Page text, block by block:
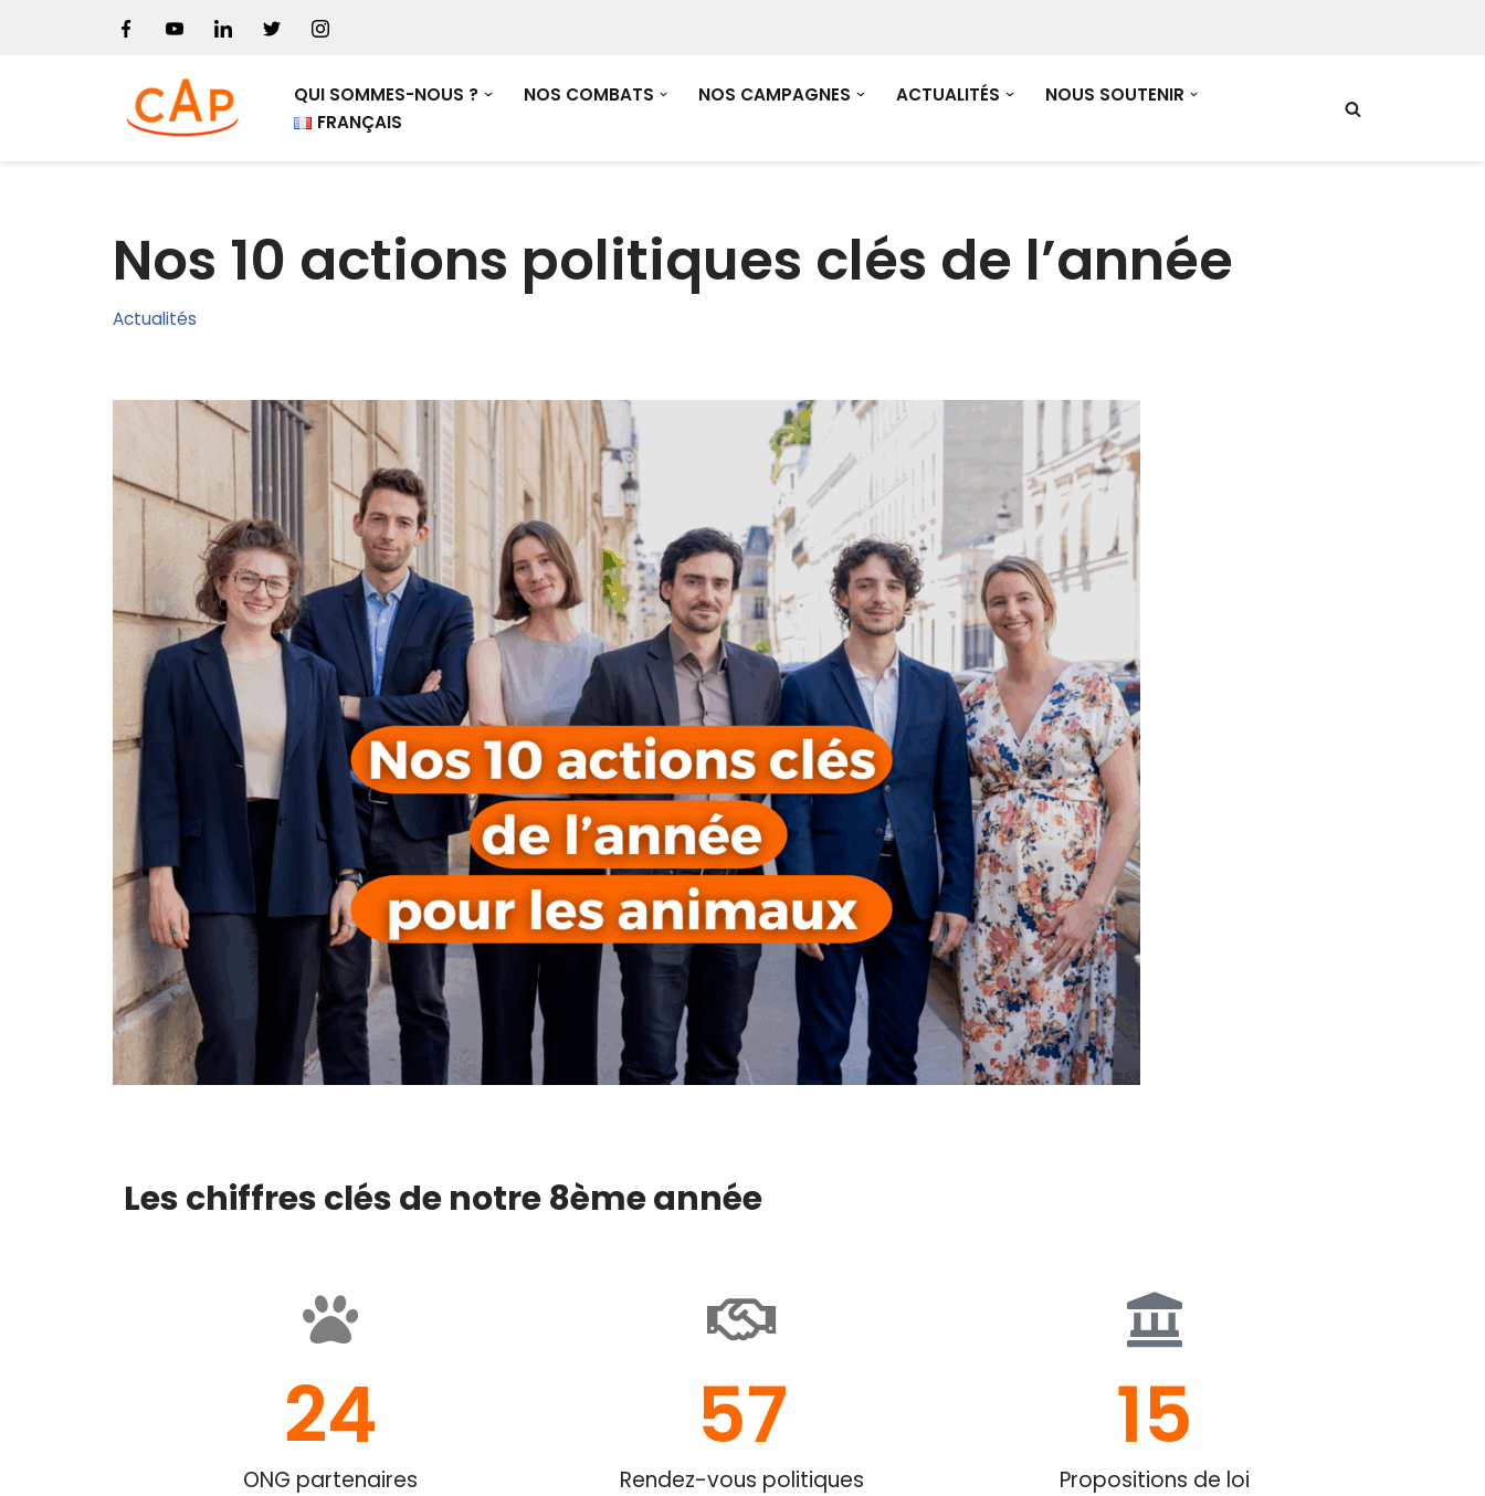
QUI SOMMES-NOUS ? NOS COMBATS NOS CAMPAGNES ACTUALITÉS
NOUS SOUTENIR
FRANÇAIS
Nos 10 actions politiques clés de l’année
Actualités
Les chiffres clés de notre 8ème année
ONG partenaires
24
Rendez-vous politiques
57
Propositions de loi
15